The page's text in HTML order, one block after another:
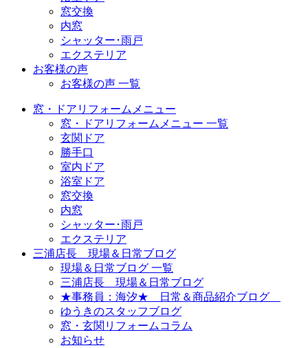
窓交換
内窓
シャッター･雨戸
エクステリア
お客様の声
お客様の声 一覧
窓・ドアリフォームメニュー
窓・ドアリフォームメニュー 一覧
玄関ドア
勝手口
室内ドア
浴室ドア
窓交換
内窓
シャッター･雨戸
エクステリア
三浦店長 現場＆日常ブログ
現場＆日常ブログ 一覧
三浦店長 現場＆日常ブログ
★事務員：海汐★ 日常＆商品紹介ブログ
ゆうきのスタッフブログ
窓・玄関リフォームコラム
お知らせ